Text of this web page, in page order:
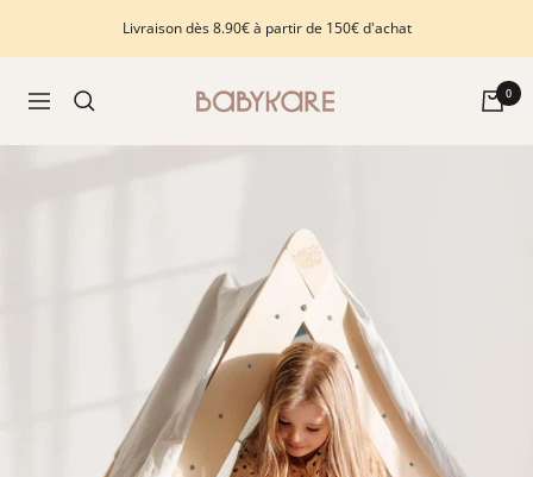
Livraison dès 8.90€ à partir de 150€ d'achat
Navigation
Babykare
pour
enfance
et
puériculture.
Tout
ce
vous
0